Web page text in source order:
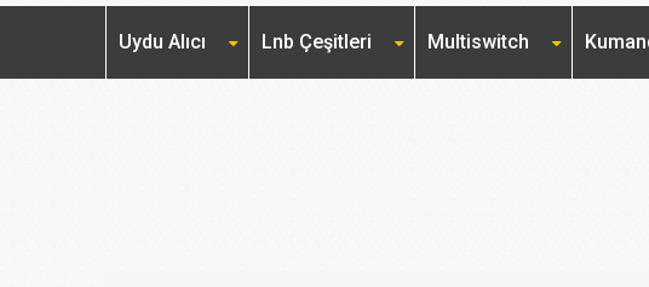
Uydu Alıcı Lnb Çeşitleri Multiswitch